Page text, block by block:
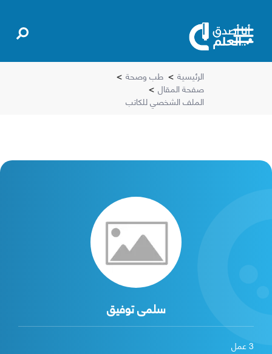
الرئيسية > طب وصحة >
صفحة المقال >
الملف الشخصي للكاتب
سلمى توفيق
3عمل